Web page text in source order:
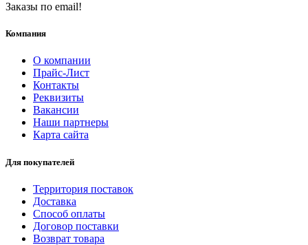
Заказы по email!
Компания
О компании
Прайс-Лист
Контакты
Реквизиты
Вакансии
Наши партнеры
Карта сайта
Для покупателей
Территория поставок
Доставка
Способ оплаты
Договор поставки
Возврат товара